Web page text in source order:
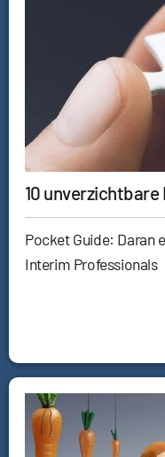
10
Pocket Guide: Daran
Interim Professionals